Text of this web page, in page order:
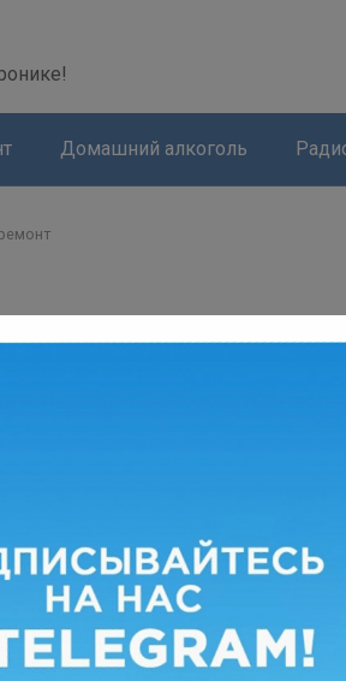
Домашний алкоголь